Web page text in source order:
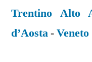
Trentino Alto
d’Aosta-Veneto